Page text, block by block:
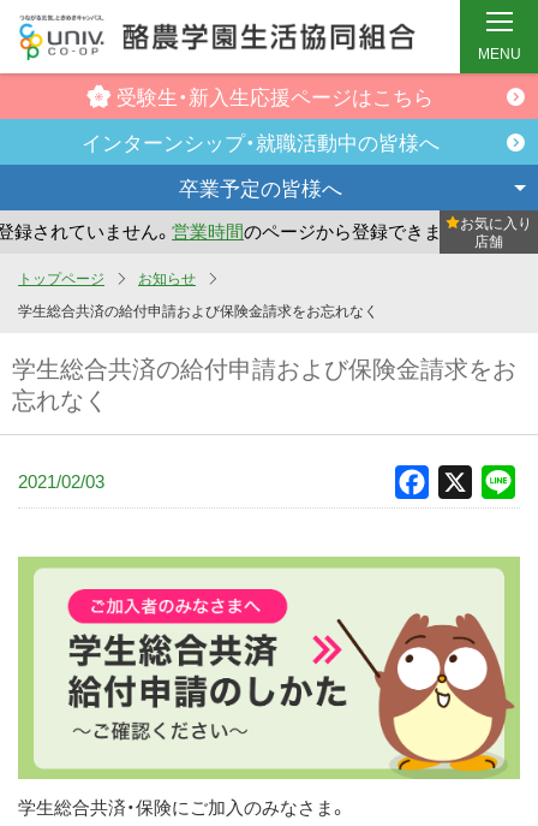
コ
ン
テ
受験生・新入生応援ページはこちら
インターンシップ・就職活動中の皆様へ
卒業予定の皆様へ
されていません。営業時間のページから登録できます。 ま
お気に入り
店舗
MENU
トップページ
お知らせ
学生総合共済の給付申請および保険金請求をお忘れなく
学生総合共済の給付申請および保険金請求をお
忘れなく
2021/02/03 Facebook
学生総合共済・保険にご加入のみなさま。